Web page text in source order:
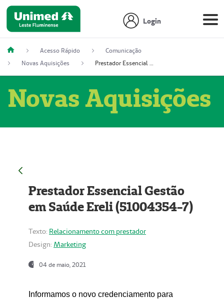
Login
Acesso Rápido
Comunicação
Novas Aquisições
Prestador Essencial Gestão em Saúde Ereli (51004354-7)
Novas Aquisições
Prestador Essencial Gestão
em Saúde Ereli (51004354-7)
Texto: Relacionamento com prestador
Design: Marketing
04 de maio, 2021
Informamos o novo credenciamento para